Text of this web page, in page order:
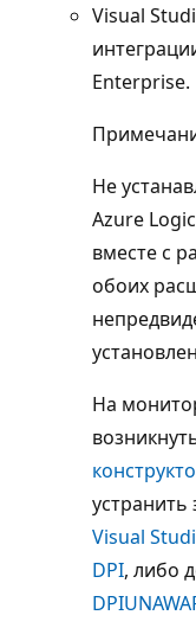
Visual
Enterprise.
Не
Azure
вместе с
обоих
На
устранить
Visual
DPI, либо